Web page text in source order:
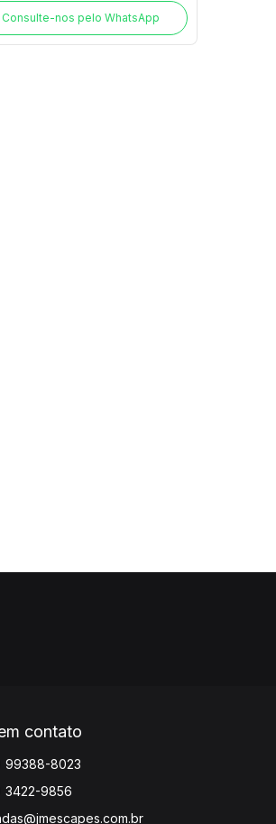
Consulte-nos pelo WhatsApp
contato
99388-8023
3422-9856